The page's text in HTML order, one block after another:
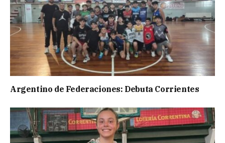
Argentino de Federaciones: Debuta Corrientes